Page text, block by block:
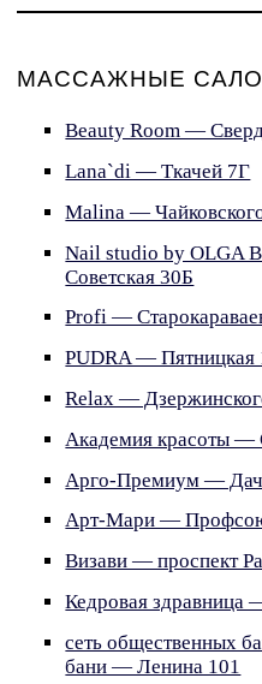
МАССАЖНЫЕ
Beauty Room —
Lana`di — Ткачей 7Г
Malina —
Nail studio by OLGA
Советская 30Б
Profi —
PUDRA — Пятницкая
Relax —
Академия красоты —
Арго-Премиум —
Арт-Мари —
Визави — проспект
Кедровая здравница
сеть общественных
бани — Ленина 101